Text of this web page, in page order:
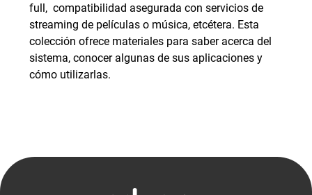
full, compatibilidad asegurada con servicios de
streaming de películas o música, etcétera. Esta
colección ofrece materiales para saber acerca del
sistema, conocer algunas de sus aplicaciones y
cómo utilizarlas.